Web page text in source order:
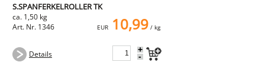
S.SPANFERKELROLLER TK
ca. 1,50 kg
Art. Nr. 1346
EUR 10,99/ kg
Details +
-